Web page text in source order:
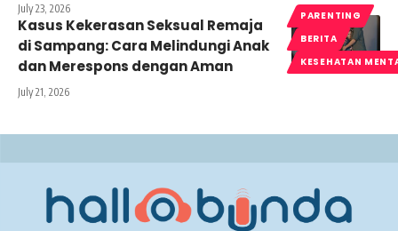
July 23, 2026
PARENTING
BERITA
KESEHATAN
Kasus Kekerasan Seksual Remaja
di Sampang: Cara Melindungi Anak
dan Merespons dengan Aman
July 21, 2026